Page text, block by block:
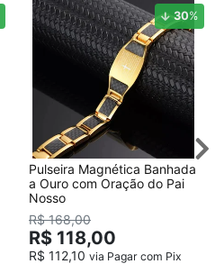
30%
Pulseira Magnética Banhada
a Ouro com Oração do Pai
Nosso
R$ 168,00
R$ 118,00
R$ 112,10 via Pagar com Pix